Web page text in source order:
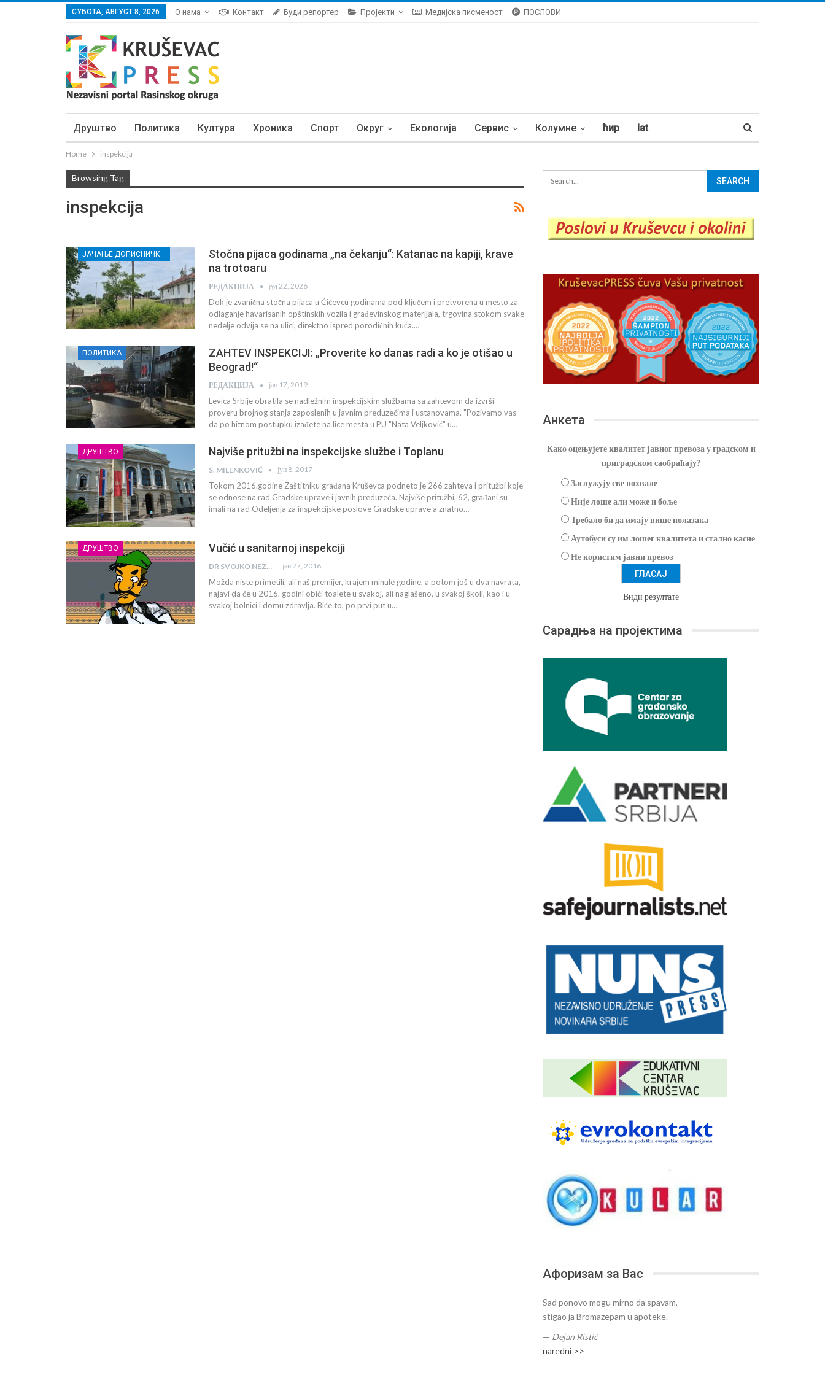
СУБОТА, АВГУСТ 8, 2026 О нама Контакт Буди репортер Пројекти Медијска писменост ПОСЛОВИ
Друштво Политика Култура Хроника Спорт Округ Екологија Сервис Колумне ћир lat
Home inspekcija
Browsing Tag
inspekcija
ЈАЧАЊЕ ДОПИСНИЧКЕ МРЕЖЕ НЕЗАВИСНИХ МЕДИЈА У РАСИНСКОМ ОКРУГУ
Stočna pijaca godinama „na čekanju“: Katanac na kapiji, krave
na trotoaru
РЕДАКЦИЈА јул 22, 2026
Dok je zvanična stočna pijaca u Ćićevcu godinama pod ključem i pretvorena u mesto za
odlaganje havarisanih opštinskih vozila i građevinskog materijala, trgovina stokom svake
nedelje odvija se na ulici, direktno ispred porodičnih kuća.…
ПОЛИТИКА
ZAHTEV INSPEKCIJI: „Proverite ko danas radi a ko je otišao u
Beograd!“
РЕДАКЦИЈА јан 17, 2019
Levica Srbije obratila se nadležnim inspekcijskim službama sa zahtevom da izvrši
proveru brojnog stanja zaposlenih u javnim preduzećima i ustanovama. "Pozivamo vas
da po hitnom postupku izađete na lice mesta u PU "Nata Veljković" u…
ДРУШТВО Najviše pritužbi na inspekcijske službe i Toplanu
S. MILENKOVIĆ јун 8, 2017
Tokom 2016.godine Zaštitniku građana Kruševca podneto je 266 zahteva i pritužbi koje
se odnose na rad Gradske uprave i javnih preduzeća. Najviše pritužbi, 62, građani su
imali na rad Odeljenja za inspekcijske poslove Gradske uprave a znatno…
ДРУШТВО Vučić u sanitarnoj inspekciji
DR SVOJKO NEZBIT јан 27, 2016
Možda niste primetili, ali naš premijer, krajem minule godine, a potom još u dva navrata,
najavi da će u 2016. godini obići toalete u svakoj, ali naglašeno, u svakoj školi, kao i u
svakoj bolnici i domu zdravlja. Biće to, po prvi put u…
Анкета
Како оцењујете квалитет јавног превоза у градском и
приградском саобраћају?
Заслужују све похвале
Није лоше али може и боље
Требало би да имају више полазака
Аутобуси су им лошег квалитета и стално касне
Не користим јавни превоз
Види резултате
Сарадња на пројектима
Афоризам за Вас
Sad ponovo mogu mirno da spavam,
stigao ja Bromazepam u apoteke.
— Dejan Ristić
naredni >>